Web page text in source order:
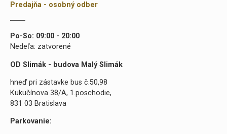
Predajňa - osobný odber
Po-So: 09:00 - 20:00
Nedeľa: zatvorené
OD Slimák - budova Malý Slimák
hneď pri zástavke bus č.50,98
Kukučínova 38/A, 1.poschodie,
831 03 Bratislava
Parkovanie: